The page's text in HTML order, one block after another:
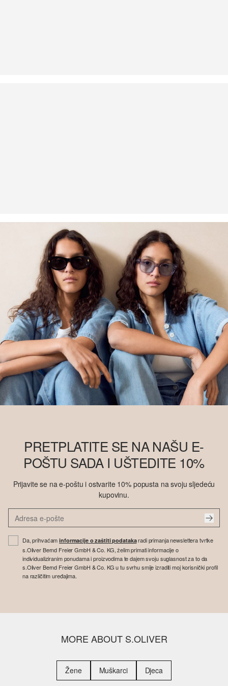
PRETPLATITE SE NA NAŠU E-
POŠTU SADA I UŠTEDITE 10%
Prijavite se na e-poštu i ostvarite 10% popusta na svoju sljedeću
kupovinu.
Da, prihvaćaminformacije o zaštiti podatakaradi primanja newslettera tvrtke
s.Oliver Bernd Freier GmbH & Co. KG, želim primati informacije o
individualiziranim ponudama i proizvodima te dajem svoju suglasnost za to da
s.Oliver Bernd Freier GmbH & Co. KG u tu svrhu smije izraditi moj korisnički profil
na različitim uređajima.
MORE ABOUT S.OLIVER
Žene Muškarci Djeca